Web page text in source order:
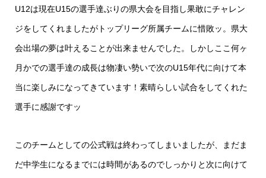
U12は現在U15の選手達ぶりの県大会を目指し果敢にチャレン
ジをしてくれましたがトップリーグ所属チームに惜敗ッ。県大
会出場の夢は叶えることが出来ませんでした。しかしここ何ヶ
月かでの選手達の成長は物凄い勢いで次のU15年代に向けて本
当に楽しみになってきています！素晴らしい試合をしてくれた
選手に感謝ですッ
このチームとしての公式戦は終わってしまいましたが、まだま
だ中学生になるまでには時間があるのでしっかりと次に向けて